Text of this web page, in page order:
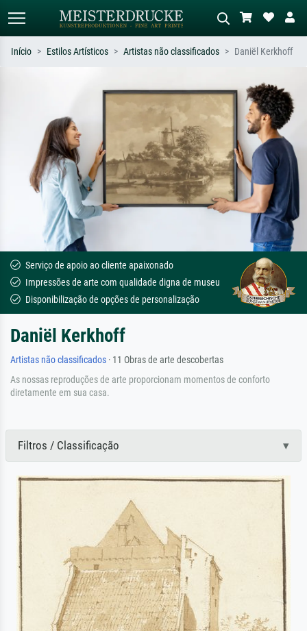
ex: Monet, Noite Estrelada,
impressionismo, onda de Hokusai, nu.
Descreva a cena – ex: prado verde,
abstrato com muito vermelho, pintura
a óleo escura, nu em pé ao lado de
uma árvore.
Início Estilos Artísticos Artistas não classificados Daniël Kerkhoff
Serviço de apoio ao cliente apaixonado
Impressões de arte com qualidade digna de museu
Disponibilização de opções de personalização
Daniël Kerkhoff
Artistas não classificados · 11 Obras de arte descobertas
As nossas reproduções de arte proporcionam momentos de conforto
diretamente em sua casa.
Filtros / Classificação